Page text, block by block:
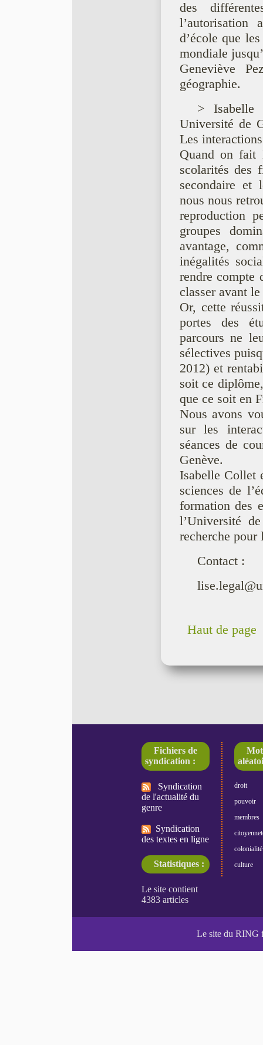
des
l’autorisation
d’école que
mondiale
Geneviève
géographie.
> Isabelle
Université de
Les
Quand on fait
scolarités des
secondaire et
nous nous
reproduction
groupes
avantage,
inégalités
rendre compte
classer avant
Or, cette
portes des
parcours ne
sélectives
2012) et
soit ce
que ce soit en
Nous avons
sur les
séances de
Genève.
Isabelle Collet
sciences de
formation des
l’Université
recherche pour
Contact :
Haut de page
Fichiers de
syndication :
Syndication
de l'actualité du
genre
Syndication
des textes en ligne
Statistiques :
droit
pouvoir
membres
colonialité
culture
Le site du RING